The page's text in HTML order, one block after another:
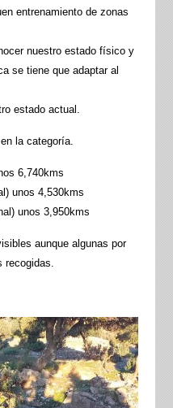
entrenamiento de zonas
nuestro estado físico y
se tiene que adaptar al
estado actual.
la categoría.
6,740kms
unos 4,530kms
unos 3,950kms
aunque algunas por
recogidas.